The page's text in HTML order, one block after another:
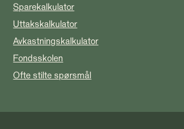
Sparekalkulator
Uttakskalkulator
Avkastningskalkulator
Fondsskolen
Ofte stilte spørsmål